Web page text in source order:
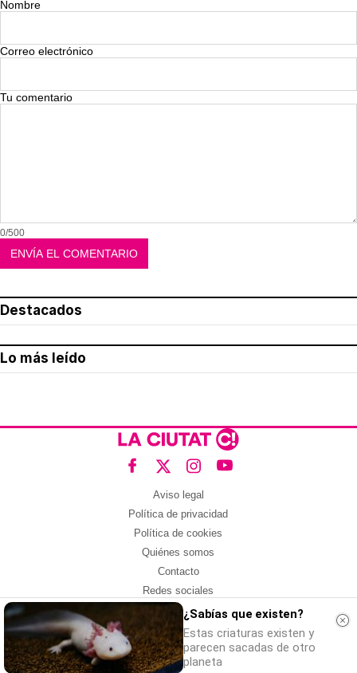
Nombre
Correo electrónico
Tu comentario
0/500
Destacados
Lo más leído
Aviso legal
Política de privacidad
Política de cookies
Quiénes somos
Contacto
Redes sociales
Con la colaboración de:¿Sabías que existen?
Estas criaturas existen y
parecen sacadas de otro
planeta